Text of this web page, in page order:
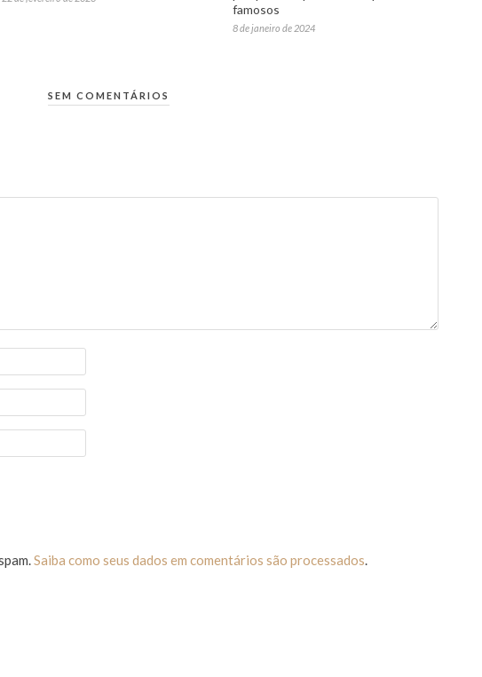
famosos
8 de janeiro de 2024
SEM COMENTÁRIOS
Saiba como seus dados em comentários são processados.